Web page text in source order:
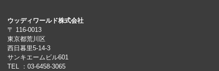
ウッディワールド株式会社
〒 116-0013
東京都荒川区
西日暮里5-14-3
サンキエームビル601
TEL ：03-6458-3065